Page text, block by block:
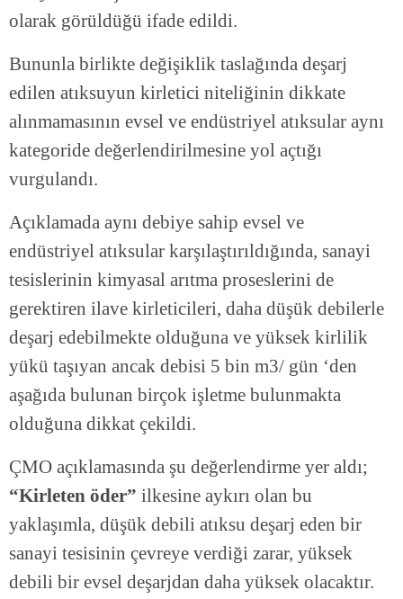
olarak görüldüğü ifade edildi.
Bununla birlikte değişiklik taslağında deşarj
edilen atıksuyun kirletici niteliğinin dikkate
alınmamasının evsel ve endüstriyel atıksular aynı
kategoride değerlendirilmesine yol açtığı
vurgulandı.
Açıklamada aynı debiye sahip evsel ve
endüstriyel atıksular karşılaştırıldığında, sanayi
tesislerinin kimyasal arıtma proseslerini de
gerektiren ilave kirleticileri, daha düşük debilerle
deşarj edebilmekte olduğuna ve yüksek kirlilik
yükü taşıyan ancak debisi 5 bin m3/ gün ‘den
aşağıda bulunan birçok işletme bulunmakta
olduğuna dikkat çekildi.
ÇMO açıklamasında şu değerlendirme yer aldı;
“Kirleten öder” ilkesine aykırı olan bu
yaklaşımla, düşük debili atıksu deşarj eden bir
sanayi tesisinin çevreye verdiği zarar, yüksek
debili bir evsel deşarjdan daha yüksek olacaktır.